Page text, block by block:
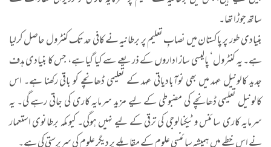
ساتھ جوڑا تھا۔
بنیادی طور پر پاکستان میں نصابِ تعلیم پر برطانیہ نے کافی حد تک کنٹرول حاصل کرلیا
ہے۔ یہ کنٹرول‘ پالیسی ساز اداروں کے ذریعے سے کیا گیا ہے، جس کا بنیادی ہدف
جدید کالونیل عہد میں بھی نوآبادیاتی عہد کے تعلیمی ڈھانچے کو باقی رکھنا ہے۔ اس
کالونیل تعلیمی ڈھانچے کی مضبوطی کے لیے مزید سرمایہ کاری کی جاتی رہے گی۔ یہ
سرمایہ کاری سائنس و ٹیکنالوجی کی ترقی کے لیے نہیں ہوگی۔ کیوںکہ برطانوی استعمار